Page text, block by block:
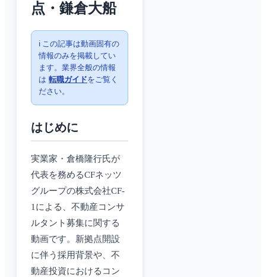
点・鎌倉大船
ℹ️ この記事は動画固有の
情報のみを掲載してい
ます。業界全般の情報
は 転職ガイドをご覧く
ださい。
はじめに
実業家・倉橋隆行氏が
代表を務めるCFネッツ
グループの株式会社CF-
1による、不動産コンサ
ルタント募集に関する
動画です。新拠点開設
に伴う採用背景や、不
動産投資におけるコン